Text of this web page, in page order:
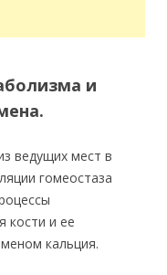
и
ведущих мест в
гомеостаза
кости и ее
кальция.